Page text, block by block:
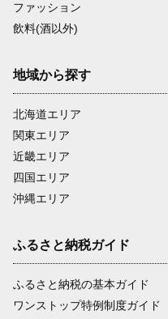
ファッション
飲料(酒以外)
地域から探す
北海道エリア
関東エリア
近畿エリア
四国エリア
沖縄エリア
ふるさと納税ガイド
ふるさと納税の基本ガイド
ワンストップ特例制度ガイド